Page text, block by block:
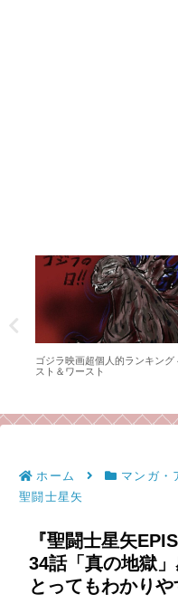
ゴジラ映画超個人的ランキング
スト＆ワースト
ホーム マンガ・
聖闘士星矢
『聖闘士星矢
34話「真の地獄」
とってもわかりや